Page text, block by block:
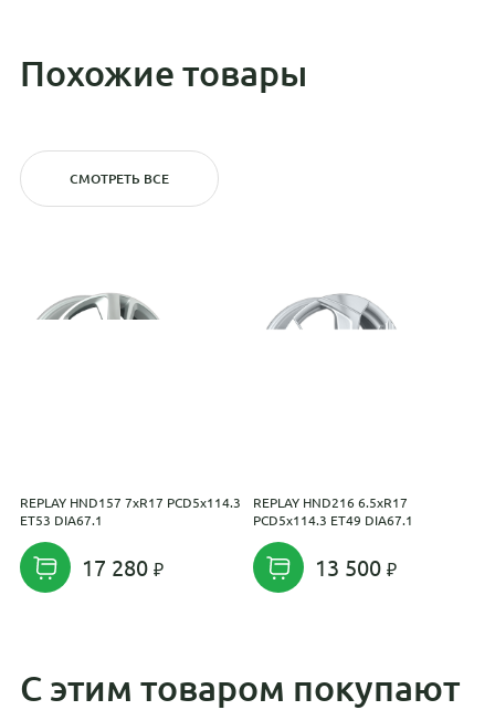
Похожие товары
СМОТРЕТЬ ВСЕ
REPLAY HND157 7xR17 PCD5x114.3
ET53 DIA67.1
17 280
REPLAY HND216 6.5xR17
PCD5x114.3 ET49 DIA67.1
13 500
С этим товаром покупают